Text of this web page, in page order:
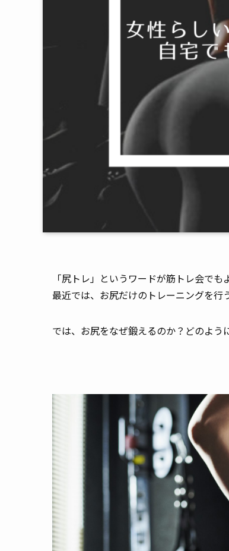
「尻トレ」というワードが筋トレ会でも
最近では、お尻だけのトレーニングを行
では、お尻をなぜ鍛えるのか？どのよう